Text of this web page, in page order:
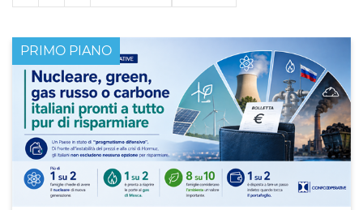
PRIMO PIANO